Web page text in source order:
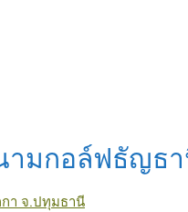
ามกอล์ฟธัญธ
า จ.ปทุมธานี